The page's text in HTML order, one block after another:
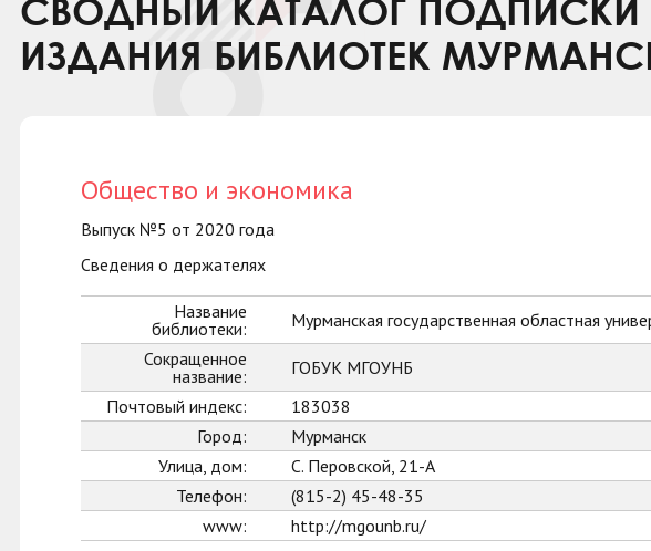
СВОДНЫЙ КАТАЛОГ ПОДПИСКИ
ИЗДАНИЯ БИБЛИОТЕК
Общество и экономика
Выпуск №5 от 2020 года
Сведения о держателях
Название
библиотеки:
Мурманская государственная областная
Сокращенное
название:
ГОБУК МГОУНБ
Почтовый индекс:
183038
Город:
Мурманск
Улица, дом:
С. Перовской, 21-А
Телефон:
(815-2) 45-48-35
www:
http://mgounb.ru/